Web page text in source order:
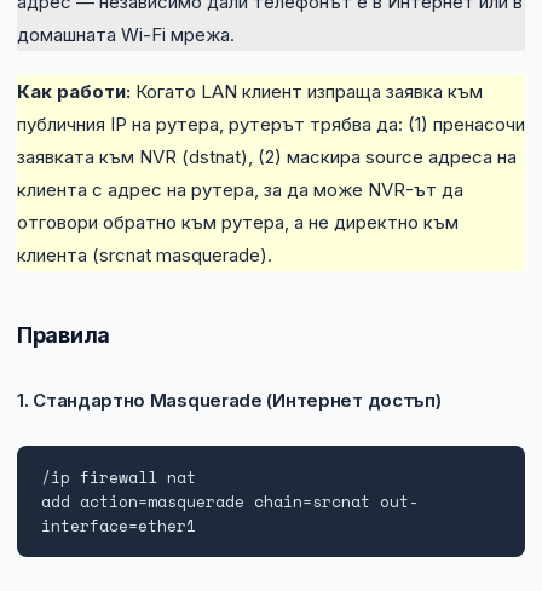
Общи условия
Правна информация
GDPR
домашната Wi-Fi мрежа.
Как работи: Когато LAN клиент изпраща заявка към
публичния IP на рутера, рутерът трябва да: (1) пренасочи
заявката към NVR (dstnat), (2) маскира source адреса на
клиента с адрес на рутера, за да може NVR-ът да
отговори обратно към рутера, а не директно към
клиента (srcnat masquerade).
Правила
1. Стандартно Masquerade (Интернет достъп)
/ip firewall nat
add action=masquerade chain=srcnat out-
interface=ether1